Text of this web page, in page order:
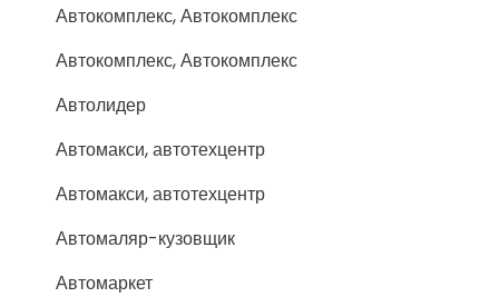
Автокомплекс, Автокомплекс
Автокомплекс, Автокомплекс
Автолидер
Автомакси, автотехцентр
Автомакси, автотехцентр
Автомаляр-кузовщик
Автомаркет